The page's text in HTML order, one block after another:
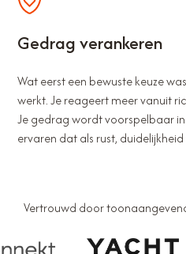
Gedrag verankeren
Wat eerst een bewuste keuze
werkt. Je reageert meer vanuit
Je gedrag wordt voorspelbaar
ervaren dat als rust,
Vertrouwd door